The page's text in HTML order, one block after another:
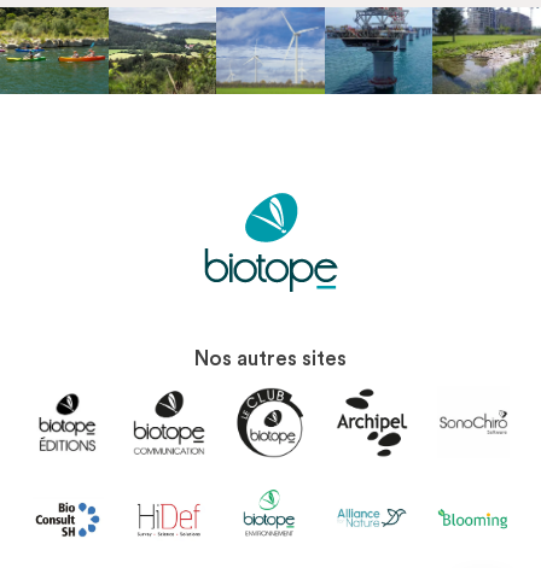
Nos autres sites